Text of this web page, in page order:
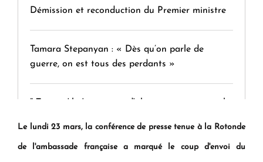
Démission et reconduction du Premier ministre
Tamara Stepanyan : « Dès qu’on parle de
guerre, on est tous des perdants »
Le lundi 23 mars, la conférence de presse tenue àla Rotonde
de l'ambassade française a marquéle coup d'envoi du